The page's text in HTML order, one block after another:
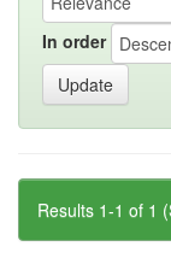
In order
Results 1-1 of 1